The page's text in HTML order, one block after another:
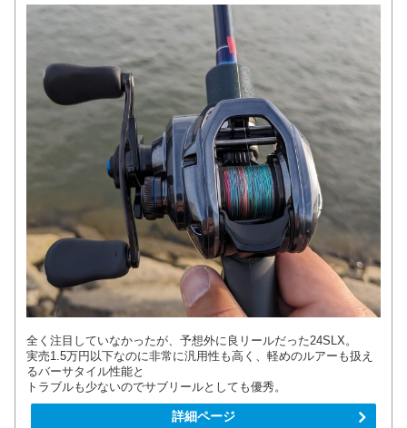
全く注目していなかったが、予想外に良リールだった24SLX。
実売1.5万円以下なのに非常に汎用性も高く、軽めのルアーも扱え
るバーサタイル性能と
トラブルも少ないのでサブリールとしても優秀。
詳細ページ